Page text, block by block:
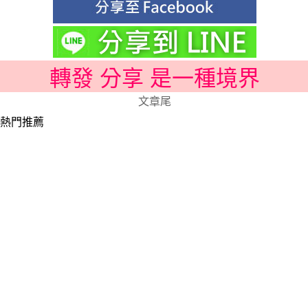
轉發 分享 是一種境界
文章尾
熱門推薦